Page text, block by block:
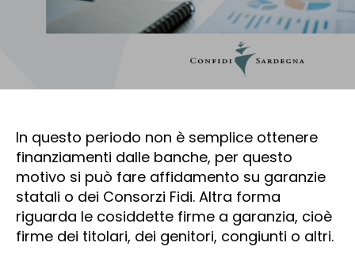
In questo periodo non è semplice ottenere
finanziamenti dalle banche, per questo
motivo si può fare affidamento su garanzie
statali o dei Consorzi Fidi. Altra forma
riguarda le cosiddette firme a garanzia, cioè
firme dei titolari, dei genitori, congiunti o altri.